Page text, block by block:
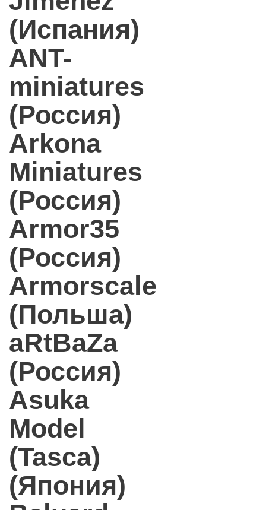
(Испания)
ANT-
miniatures
(Россия)
Arkona
Miniatures
(Россия)
Armor35
(Россия)
Armorscale
(Польша)
aRtBaZa
(Россия)
Asuka
Model
(Tasca)
(Япония)